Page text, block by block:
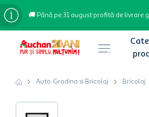
🚚 Până pe 31 august profită de livrare
Auto, Gradina si Bricolaj Bricolaj